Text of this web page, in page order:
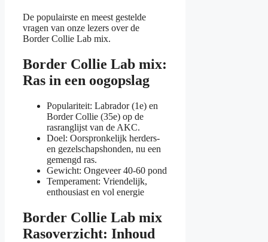
De populairste en meest gestelde
vragen van onze lezers over de
Border Collie Lab mix.
Border Collie Lab mix:
Ras in een oogopslag
Populariteit: Labrador (1e) en
Border Collie (35e) op de
rasranglijst van de AKC.
Doel: Oorspronkelijk herders-
en gezelschapshonden, nu een
gemengd ras.
Gewicht: Ongeveer 40-60 pond
Temperament: Vriendelijk,
enthousiast en vol energie
Border Collie Lab mix
Rasoverzicht: Inhoud